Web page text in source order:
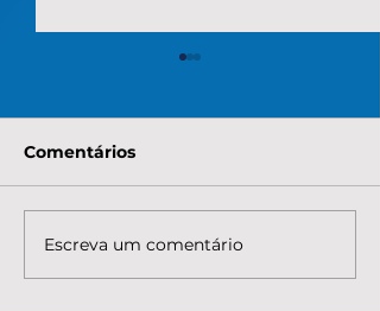
Quanto custa para
renegociar a dívida do
Comentários
Escreva um comentário